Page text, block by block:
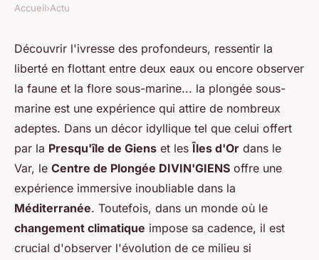
Apprendre la plongée sous-
marine dans le Var : Prenez
notes des changements
climatiques ?
Pauline • 2 novembre 2024•2 min de lecture
Accueil›Actu
Découvrir l'ivresse des profondeurs, ressentir la
liberté en flottant entre deux eaux ou encore observer
la faune et la flore sous-marine... la plongée sous-
marine est une expérience qui attire de nombreux
adeptes. Dans un décor idyllique tel que celui offert
par la Presqu'île de Giens et les Îles d'Or dans le
Var, le Centre de Plongée DIVIN'GIENS offre une
expérience immersive inoubliable dans la
Méditerranée. Toutefois, dans un monde où le
changement climatique impose sa cadence, il est
crucial d'observer l'évolution de ce milieu si